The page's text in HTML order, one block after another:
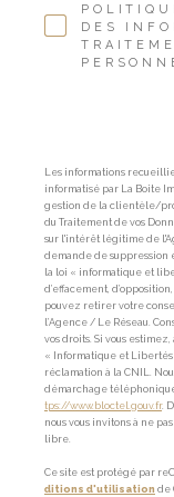
DES
Les informations
informatisé par La Boite
gestion de la clientèle/
du Traitement de vos
sur l'intérêt légitime de
demande de suppression
la loi « informatique et
d’effacement,
pouvez retirer votre
l’Agence / Le Réseau.
vos droits. Si vous
« Informatique et Libertés
réclamation à la CNIL.
démarchage
tps://www.bloctel.gouv.fr.
nous vous invitons à ne
libre.
Ce site est protégé par
ditions d'utilisation de